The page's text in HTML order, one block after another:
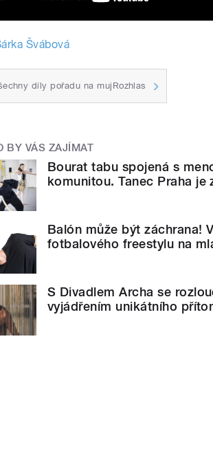
Švábová
díly pořadu na mujRozhlas
BY VÁS ZAJÍMAT
Bourat tabu spojená s
komunitou. Tanec Praha je
Balón může být záchrana!
fotbalového freestylu na
S Divadlem Archa se
vyjádřením unikátního